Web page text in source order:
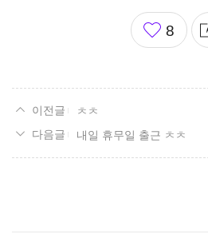
좋
아
8
ㅊㅊ
내일 휴무일 출근 ㅊㅊ